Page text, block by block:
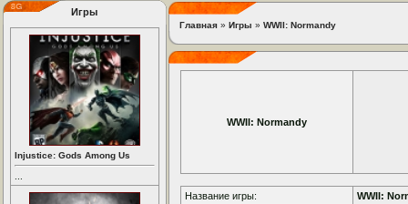
Игры
Injustice: Gods Among Us
Главная » Игры » WWII: Normandy
WWII: Normandy
Название игры:
WWII: